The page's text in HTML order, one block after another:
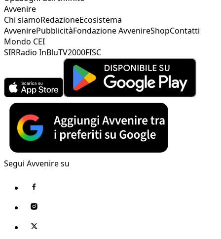
Avvenire
Chi siamoRedazioneEcosistema
AvvenirePubblicitàFondazione AvvenireShopContatti
Mondo CEI
SIRRadio InBluTV2000FISC
Segui Avvenire su